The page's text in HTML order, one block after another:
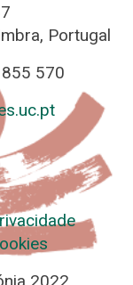
Portugal
570
2022.